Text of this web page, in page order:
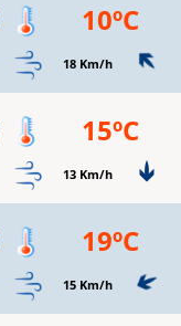
10ºC
18 Km/h
15ºC
13 Km/h
19ºC
15 Km/h